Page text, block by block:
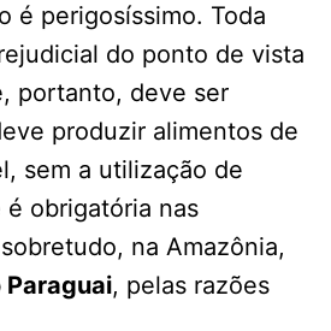
é perigosíssimo. Toda
do ponto de vista
portanto, deve ser
produzir alimentos de
sem a utilização de
obrigatória nas
na Amazônia,
Paraguai, pelas razões